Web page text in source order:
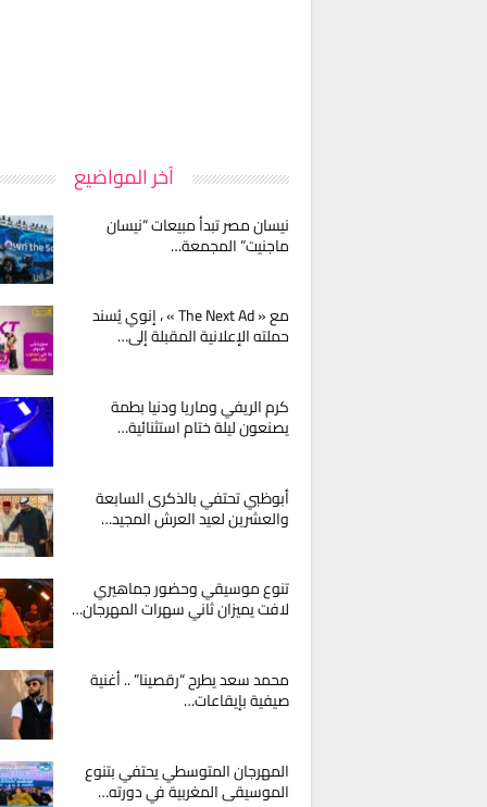
آخر المواضيع
نيسان مصر تبدأ مبيعات “نيسان
ماجنيت” المجمعة…
مع « The Next Ad » ، إنوي يُسند
حملته الإعلانية المقبلة إلى…
كرم الريفي وماريا ودنيا بطمة
يصنعون ليلة ختام استثنائية…
أبوظبي تحتفي بالذكرى السابعة
والعشرين لعيد العرش المجيد…
تنوع موسيقي وحضور جماهيري
لافت يميزان ثاني سهرات المهرجان…
محمد سعد يطرح “رقصينا” .. أغنية
صيفية بإيقاعات…
المهرجان المتوسطي يحتفي بتنوع
الموسيقى المغربية في دورته…